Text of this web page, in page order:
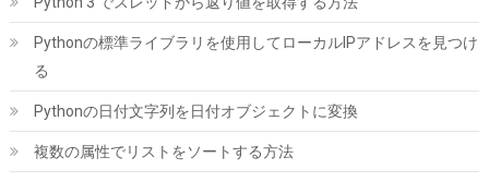
SATA3 6Gb/s 2.5インチ 7mm PS4動作確認済 3年保証 A55シリー
ズ SP512GBSS3A55S25
Pythonの標準ライブラリを使用してローカルIPアドレスを見つけ
る
Pythonの日付文字列を日付オブジェクトに変換
複数の属性でリストをソートする方法